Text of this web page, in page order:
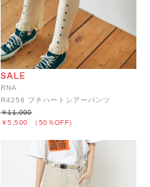
RNA
R4258 プチハートシアーパンツ
￥5,500 （50％OFF）
￥11,000